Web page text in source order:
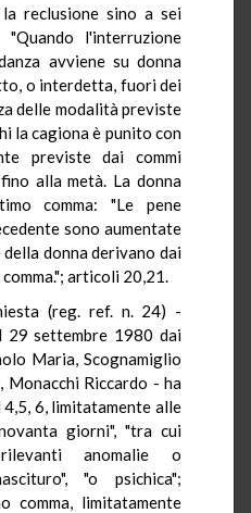
reclusione sino a sei
"Quando l'interruzione
avviene su donna
o interdetta, fuori dei
delle modalità previste
la cagiona è punito con
previste dai commi
alla metà. La donna
comma: "Le pene
sono aumentate
donna derivano dai
articoli 20,21.
(reg. ref. n. 24) -
29 settembre 1980 dai
Maria, Scognamiglio
Monacchi Riccardo - ha
6, limitatamente alle
giorni", "tra cui
anomalie o
"o psichica";
comma, limitatamente